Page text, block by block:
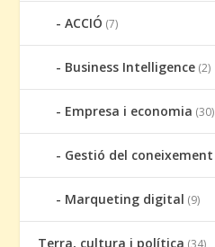
ACCIÓ (7)
Business Intelligence (2)
Empresa i economia (30)
Gestió del coneixement
Marqueting digital (9)
Terra, cultura i política (34)